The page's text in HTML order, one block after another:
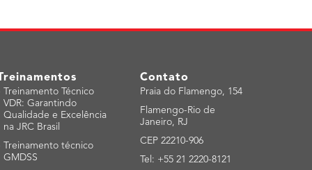
Treinamento Técnico
VDR: Garantindo
Qualidade e Excelência
na JRC Brasil
Treinamento técnico
GMDSS
Contato
Praia do Flamengo, 154
Flamengo-Rio de
Janeiro, RJ
CEP 22210-906
Tel: +55 21 2220-8121